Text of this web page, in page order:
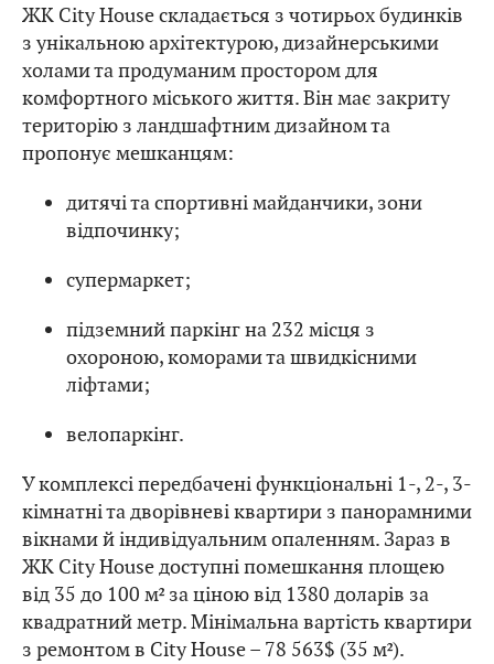
ЖК City House складається з чотирьох будинків
з унікальною архітектурою, дизайнерськими
холами та продуманим простором для
комфортного міського життя. Він має закриту
територію з ландшафтним дизайном та
пропонує мешканцям:
дитячі та спортивні майданчики, зони
відпочинку;
супермаркет;
підземний паркінг на 232 місця з
охороною, коморами та швидкісними
ліфтами;
велопаркінг.
У комплексі передбачені функціональні 1-, 2-, 3-
кімнатні та дворівневі квартири з панорамними
вікнами й індивідуальним опаленням. Зараз в
ЖК City House доступні помешкання площею
від 35 до 100 м² за ціною від 1380 доларів за
квадратний метр. Мінімальна вартість квартири
з ремонтом в City House – 78 563$ (35 м²).